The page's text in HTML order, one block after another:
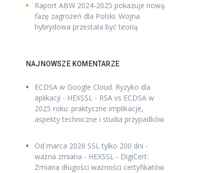
Raport ABW 2024-2025 pokazuje nową
fazę zagrożeń dla Polski. Wojna
hybrydowa przestała być teorią
NAJNOWSZE KOMENTARZE
ECDSA w Google Cloud. Ryzyko dla
aplikacji - HEXSSL - RSA vs ECDSA w
2025 roku: praktyczne implikacje,
aspekty techniczne i studia przypadków
Od marca 2026 SSL tylko 200 dni -
ważna zmiana - HEXSSL - DigiCert:
Zmiana długości ważności certyfikatów